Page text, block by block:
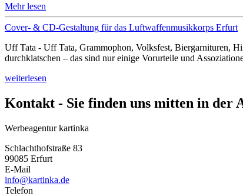
Mehr lesen
Cover- & CD-Gestaltung für das Luftwaffenmusikkorps Erfurt
Uff Tata - Uff Tata, Grammophon, Volksfest, Biergarnituren,
durchklatschen – das sind nur einige Vorurteile und
weiterlesen
Kontakt - Sie finden uns mitten in der
Werbeagentur kartinka
Schlachthofstraße 83
99085 Erfurt
E-Mail
info@kartinka.de
Telefon